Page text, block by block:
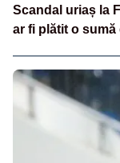
Scandal uriaș la
ar fi plătit o